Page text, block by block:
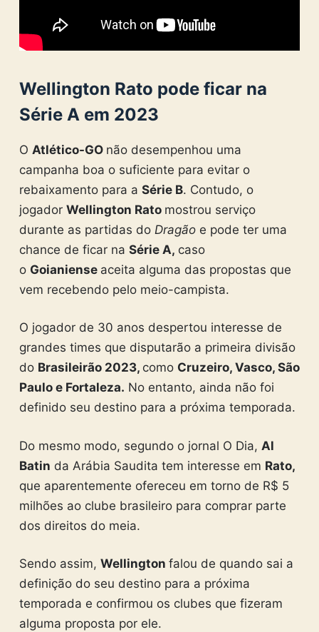
Wellington Rato pode ficar na
Série A em 2023
O Atlético-GO não desempenhou uma
campanha boa o suficiente para evitar o
rebaixamento para a Série B. Contudo, o
jogador Wellington Rato mostrou serviço
durante as partidas do Dragão e pode ter uma
chance de ficar na Série A, caso
o Goianiense aceita alguma das propostas que
vem recebendo pelo meio-campista.
O jogador de 30 anos despertou interesse de
grandes times que disputarão a primeira divisão
do Brasileirão 2023, como Cruzeiro, Vasco, São
Paulo e Fortaleza. No entanto, ainda não foi
definido seu destino para a próxima temporada.
Do mesmo modo, segundo o jornal O Dia, Al
Batin da Arábia Saudita tem interesse em Rato,
que aparentemente ofereceu em torno de R$ 5
milhões ao clube brasileiro para comprar parte
dos direitos do meia.
Sendo assim, Wellington falou de quando sai a
definição do seu destino para a próxima
temporada e confirmou os clubes que fizeram
alguma proposta por ele.